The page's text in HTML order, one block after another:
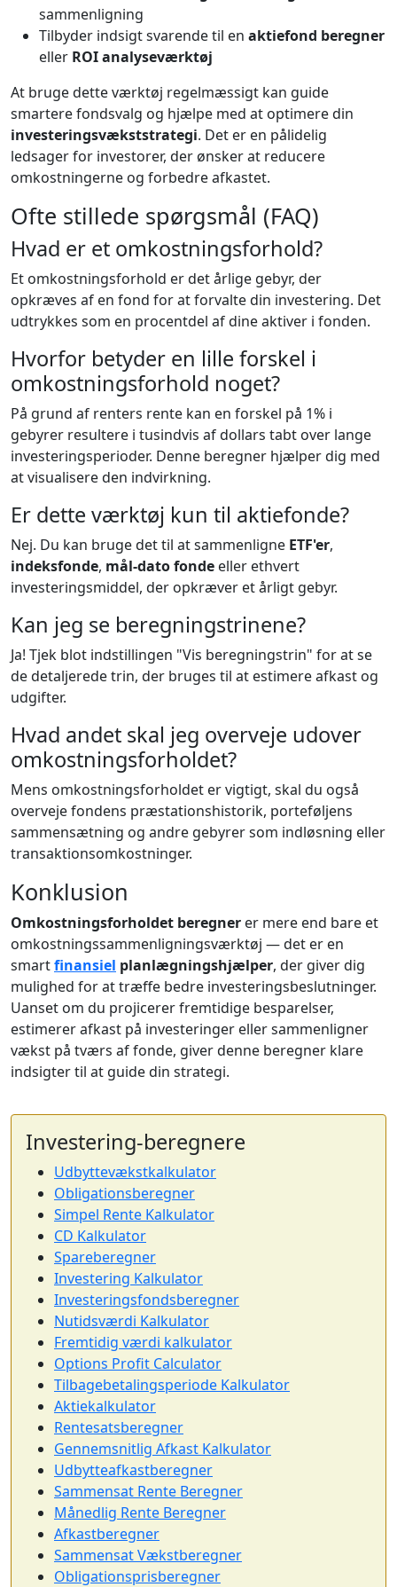
sammenligning
Tilbyder indsigt svarende til en aktiefond beregner
eller ROI analyseværktøj
At bruge dette værktøj regelmæssigt kan guide
smartere fondsvalg og hjælpe med at optimere din
investeringsvækststrategi. Det er en pålidelig
ledsager for investorer, der ønsker at reducere
omkostningerne og forbedre afkastet.
Ofte stillede spørgsmål (FAQ)
Hvad er et omkostningsforhold?
Et omkostningsforhold er det årlige gebyr, der
opkræves af en fond for at forvalte din investering. Det
udtrykkes som en procentdel af dine aktiver i fonden.
Hvorfor betyder en lille forskel i
omkostningsforhold noget?
På grund af renters rente kan en forskel på 1% i
gebyrer resultere i tusindvis af dollars tabt over lange
investeringsperioder. Denne beregner hjælper dig med
at visualisere den indvirkning.
Er dette værktøj kun til aktiefonde?
Nej. Du kan bruge det til at sammenligne ETF'er,
indeksfonde, mål-dato fonde eller ethvert
investeringsmiddel, der opkræver et årligt gebyr.
Kan jeg se beregningstrinene?
Ja! Tjek blot indstillingen "Vis beregningstrin" for at se
de detaljerede trin, der bruges til at estimere afkast og
udgifter.
Hvad andet skal jeg overveje udover
omkostningsforholdet?
Mens omkostningsforholdet er vigtigt, skal du også
overveje fondens præstationshistorik, porteføljens
sammensætning og andre gebyrer som indløsning eller
transaktionsomkostninger.
Konklusion
Omkostningsforholdet beregner er mere end bare et
omkostningssammenligningsværktøj — det er en
smartfinansiel planlægningshjælper, der giver dig
mulighed for at træffe bedre investeringsbeslutninger.
Uanset om du projicerer fremtidige besparelser,
estimerer afkast på investeringer eller sammenligner
vækst på tværs af fonde, giver denne beregner klare
indsigter til at guide din strategi.
Investering-beregnere
Udbyttevækstkalkulator
Obligationsberegner
Simpel Rente Kalkulator
CD Kalkulator
Spareberegner
Investering Kalkulator
Investeringsfondsberegner
Nutidsværdi Kalkulator
Fremtidig værdi kalkulator
Options Profit Calculator
Tilbagebetalingsperiode Kalkulator
Aktiekalkulator
Rentesatsberegner
Gennemsnitlig Afkast Kalkulator
Udbytteafkastberegner
Sammensat Rente Beregner
Månedlig Rente Beregner
Afkastberegner
Sammensat Vækstberegner
Obligationsprisberegner